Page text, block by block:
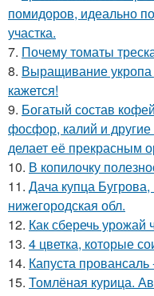
помидоров, идеально
участка.
7. Почему томаты
8. Выращивание
кажется!
9. Богатый состав
фосфор, калий и
делает её прекрасным
10. В копилочку
11. Дача купца Бугрова,
нижегородская обл.
12. Как сберечь урожай
13. 4 цветка, которые
14. Капуста
15. Томлёная курица.